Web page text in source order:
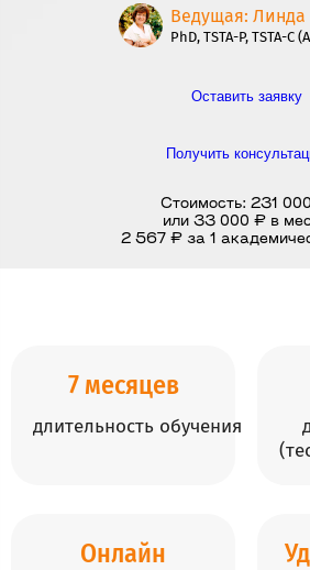
Оставить заявку
Ведущая: Линда
Получить
PhD, TSTA-P, TSTA-C
Стоимость: 231
или 33 000 ₽ в
2 567 ₽ за 1
7 месяцев
длительность обучения
Онлайн